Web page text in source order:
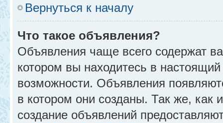
Вернуться к началу
Что такое объявления?
Объявления чаще всего содержат
котором вы находитесь в
возможности. Объявления
в котором они созданы. Так же,
создание объявлений